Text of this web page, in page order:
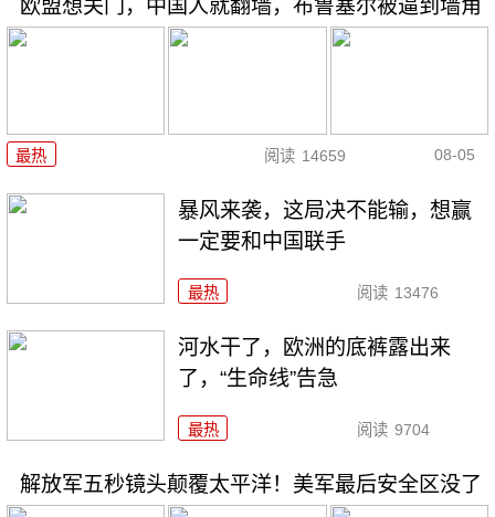
欧盟想关门，中国人就翻墙，布鲁塞尔被逼到墙角
最热 阅读 14659 08-05
暴风来袭，这局决不能输，想赢
一定要和中国联手
最热 阅读 13476
河水干了，欧洲的底裤露出来
了，“生命线”告急
最热 阅读 9704
解放军五秒镜头颠覆太平洋！美军最后安全区没了